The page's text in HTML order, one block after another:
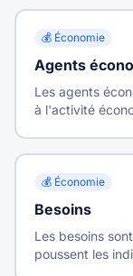
💰 Économie
Agents
Les agents
à l'activité
💰 Économie
Besoins
Les besoins
poussent les